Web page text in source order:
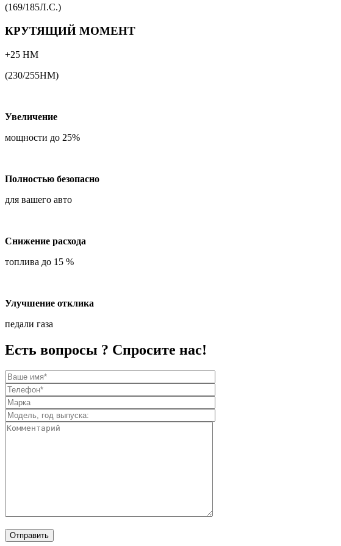
(169/185Л.С.)
КРУТЯЩИЙ МОМЕНТ
+25 НМ
(230/255НМ)
Увеличение
мощности до 25%
Полностью безопасно
для вашего авто
Снижение расхода
топлива до 15 %
Улучшение отклика
педали газа
Есть вопросы ? Спросите нас!